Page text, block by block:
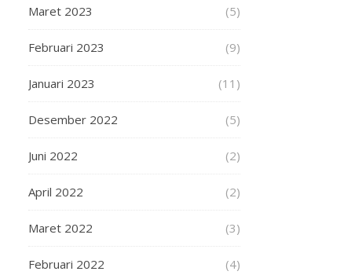
Maret 2023 (5)
Februari 2023 (9)
Januari 2023 (11)
Desember 2022 (5)
Juni 2022 (2)
April 2022 (2)
Maret 2022 (3)
Februari 2022 (4)